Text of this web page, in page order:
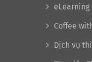
eLearning
Coffee
Dịch vụ